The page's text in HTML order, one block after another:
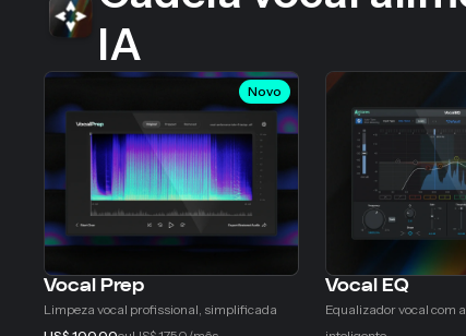
IA
Novo
Vocal Prep
Limpeza vocal profissional, simplificada
Vocal EQ
Equalizador vocal com